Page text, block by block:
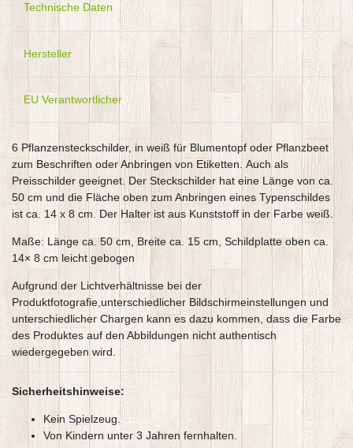
Technische Daten
Hersteller
EU Verantwortlicher
6 Pflanzensteckschilder, in weiß für Blumentopf oder Pflanzbeet
zum Beschriften oder Anbringen von Etiketten. Auch als
Preisschilder geeignet. Der Steckschilder hat eine Länge von ca.
50 cm und die Fläche oben zum Anbringen eines Typenschildes
ist ca. 14 x 8 cm. Der Halter ist aus Kunststoff in der Farbe weiß.
Maße: Länge ca. 50 cm, Breite ca. 15 cm, Schildplatte oben ca.
14× 8 cm leicht gebogen
Aufgrund der Lichtverhältnisse bei der
Produktfotografie,unterschiedlicher Bildschirmeinstellungen und
unterschiedlicher Chargen kann es dazu kommen, dass die Farbe
des Produktes auf den Abbildungen nicht authentisch
wiedergegeben wird.
Sicherheitshinweise:
Kein Spielzeug.
Von Kindern unter 3 Jahren fernhalten.